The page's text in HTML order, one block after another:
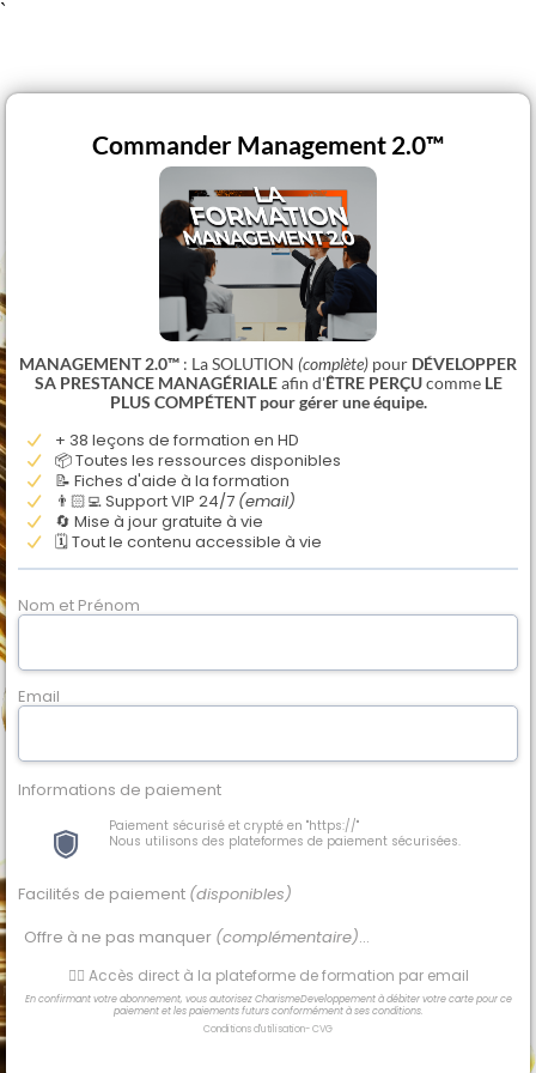
`
Commander Management 2.0™
MANAGEMENT 2.0™ : La SOLUTION (complète) pour DÉVELOPPER
SA PRESTANCE MANAGÉRIALEafin d'ÊTRE PERÇUcomme LE
PLUS COMPÉTENT pour gérer une équipe.
+ 38 leçons de formation en HD
📦 Toutes les ressources disponibles
📝 Fiches d'aide à la formation
👨🏻‍💻 Support VIP 24/7 (email)
🔄 Mise à jour gratuite à vie
🗓 Tout le contenu accessible à vie
Nom et Prénom
Email
Informations de paiement
Paiement sécurisé et crypté en "https://"
Nous utilisons des plateformes de paiement sécurisées.
Facilités de paiement (disponibles)
Offre à ne pas manquer (complémentaire)...
👉🏻 Accès direct à la plateforme de formation par email
En confirmant votre abonnement, vous autorisez CharismeDeveloppement à débiter votre carte pour ce
paiement et les paiements futurs conformément à ses conditions.
Conditions d'utilisation-CVG